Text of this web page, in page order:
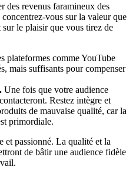
des revenus faramineux des
vous sur la valeur que
le plaisir que vous tirez de
plateformes comme YouTube
mais suffisants pour compenser
Une fois que votre audience
Restez intègre et
de mauvaise qualité, car la
primordiale.
et passionné. La qualité et la
de bâtir une audience fidèle